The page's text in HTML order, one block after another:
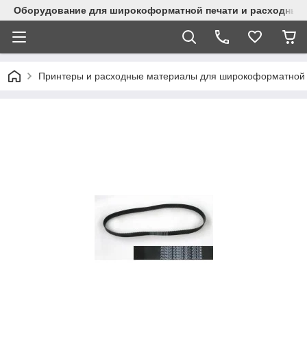
Оборудование для широкоформатной печати и
Принтеры и расходные материалы для широкоформатной